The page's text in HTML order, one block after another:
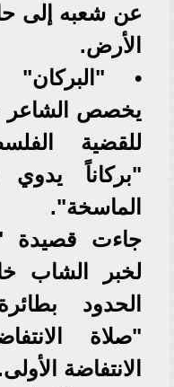
عن شعبه إلى
الأرض.
• "البركان"
يخصص الشاعر
للقضية
"بركاناً يدوي
الماسخة".
جاءت قصيدة
لخبر الشاب
الحدود
"صلاة
الانتفاضة